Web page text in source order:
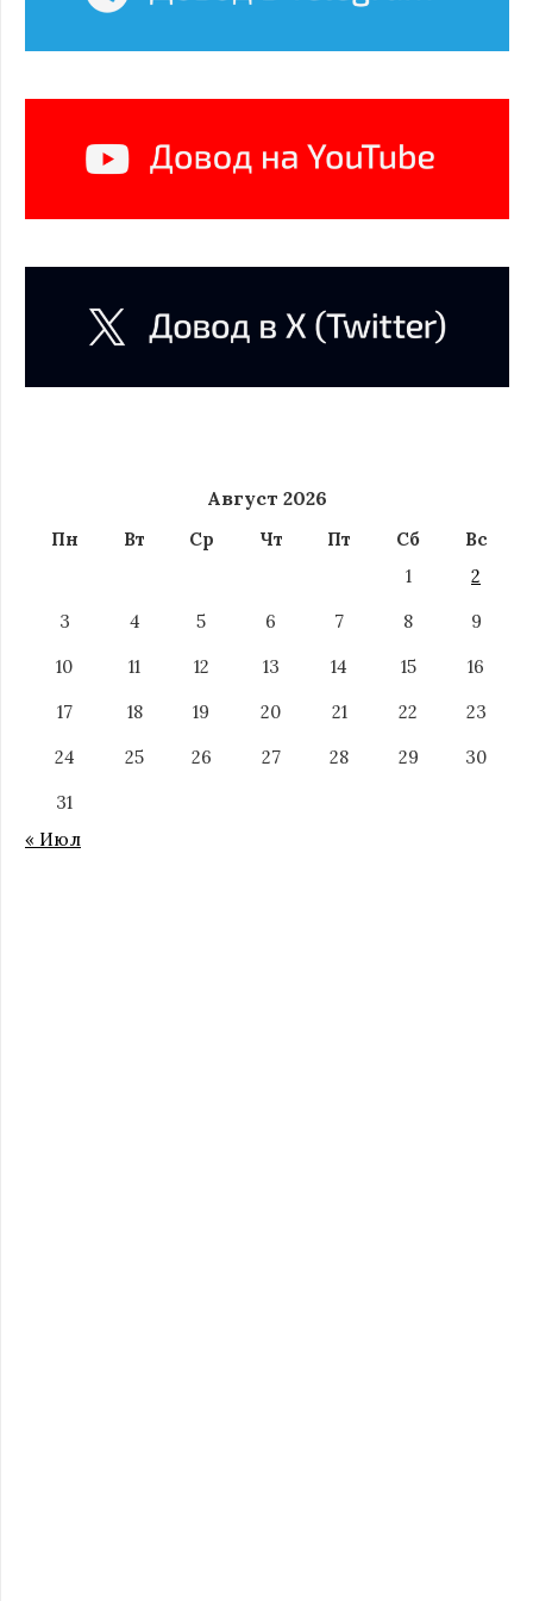
Август 2026
Пн Вт Ср Чт Пт Сб
Вс
1
2
3
4 5 6 7 8
9
10
11 12 13 14 15
16
17
18 19 20 21 22
23
24
25 26 27 28 29
30
31
« Июл